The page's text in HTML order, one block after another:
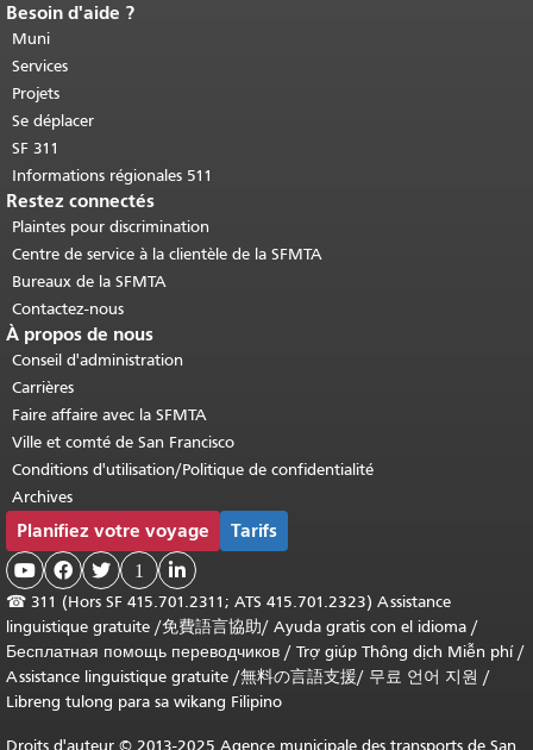
Fin du contenu de la page.
cette page se répète sur chaque page.
Retour au haut du contenu principal
Besoin d'aide ?
Muni
Services
Projets
Se déplacer
SF 311
Informations régionales 511
Restez connectés
Plaintes pour discrimination
Centre de service à la clientèle de la SFMTA
Bureaux de la SFMTA
Contactez-nous
À propos de nous
Conseil d'administration
Carrières
Faire affaire avec la SFMTA
Ville et comté de San Francisco
Conditions d'utilisation/Politique de confidentialité
Archives
Planifiez votre voyage Tarifs
   1 
☎ 311 (Hors SF 415.701.2311; ATS 415.701.2323) Assistance
linguistique gratuite /免費語言協助/ Ayuda gratis con el idioma /
Бесплатная помощь переводчиков / Trợ giúp Thông dịch Miễn phí/
Assistance linguistique gratuite /無料の言語支援/ 무료 언어 지원 /
Libreng tulong para sa wikang Filipino
Droits d'auteur © 2013-2025 Agence municipale des transports de San